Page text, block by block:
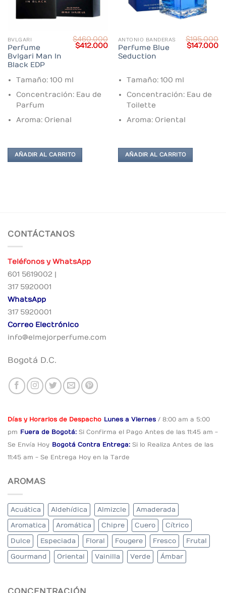
BVLGARI
Perfume
Bvlgari Man In
Black EDP
$460.000
Original
price
$412.000Current
price
Tamaño: 100 ml
Concentración: Eau de
Parfum
Aroma: Orienal
AÑADIR AL CARRITO
ANTONIO BANDERAS
Perfume Blue
Seduction
$195.000
Original
price
$147.000
Tamaño: 100 ml
Concentración: Eau de
Toilette
Aroma: Oriental
AÑADIR AL CARRITO
CONTÁCTANOS
Teléfonos y WhatsApp
601 5619002 |
317 5920001
WhatsApp
317 5920001
Correo Electrónico
info@elmejorperfume.com
Bogotá D.C.
Días y Horarios de Despacho Lunes a Viernes / 8:00 am a 5:00
pm Fuera de Bogotá: Si Confirma el Pago Antes de las 11:45 am -
Se Envía Hoy Bogotá Contra Entrega: Si lo Realiza Antes de las
11:45 am - Se Entrega Hoy en la Tarde
AROMAS
Acuática Aldehídica Almizcle Amaderada
Aromatica Aromática Chipre Cuero Cítrico
Dulce Especiada Floral Fougere Fresco Frutal
Gourmand Oriental Vainilla Verde Ámbar